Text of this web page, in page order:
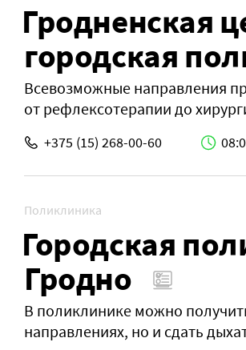
Гродненская
городская
Всевозможные направления
от рефлексотерапии до
+375 (15) 268-00-60
Поликлиника
Городская
Гродно
В поликлинике можно
направлениях, но и сдать